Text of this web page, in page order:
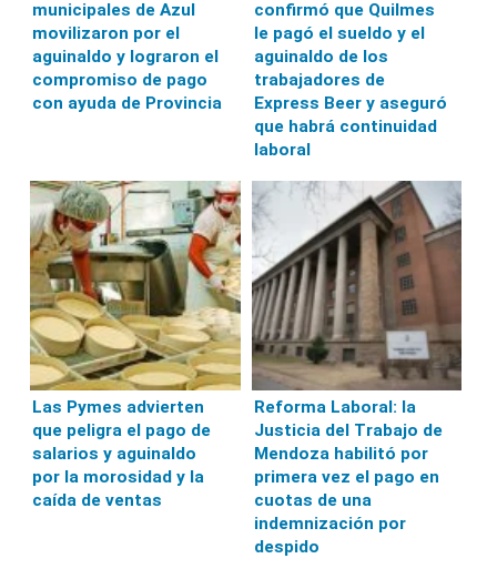
municipales de Azul
movilizaron por el
aguinaldo y lograron el
compromiso de pago
con ayuda de Provincia
confirmó que Quilmes
le pagó el sueldo y el
aguinaldo de los
trabajadores de
Express Beer y aseguró
que habrá continuidad
laboral
Las Pymes advierten
que peligra el pago de
salarios y aguinaldo
por la morosidad y la
caída de ventas
Reforma Laboral: la
Justicia del Trabajo de
Mendoza habilitó por
primera vez el pago en
cuotas de una
indemnización por
despido